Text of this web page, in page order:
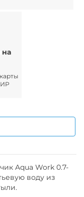
на
Aqua Work 0.7-
воду из